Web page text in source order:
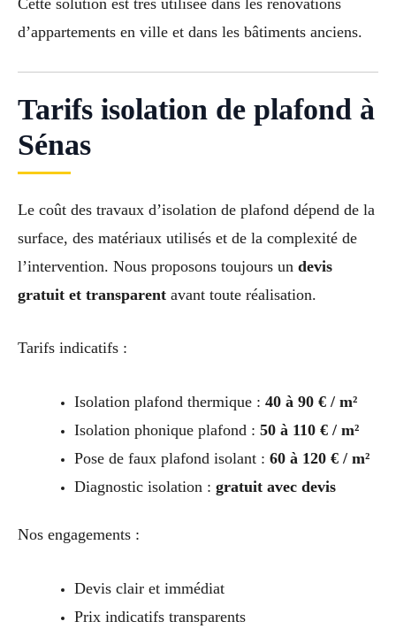
d’appartements en ville et dans les bâtiments anciens.
Tarifs isolation de plafond à
Sénas
Le coût des travaux d’isolation de plafond dépend de la
surface, des matériaux utilisés et de la complexité de
l’intervention. Nous proposons toujours un devis
gratuit et transparent avant toute réalisation.
Tarifs indicatifs :
Isolation plafond thermique : 40 à 90 € / m²
Isolation phonique plafond : 50 à 110 € / m²
Pose de faux plafond isolant : 60 à 120 € / m²
Diagnostic isolation : gratuit avec devis
Nos engagements :
Devis clair et immédiat
Prix indicatifs transparents